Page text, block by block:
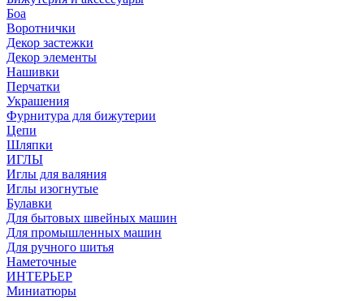
Боа
Воротнички
Декор застежки
Декор элементы
Нашивки
Перчатки
Украшения
Фурнитура для бижутерии
Цепи
Шляпки
ИГЛЫ
Иглы для валяния
Иглы изогнутые
Булавки
Для бытовых швейных машин
Для промышленных машин
Для ручного шитья
Наметочные
ИНТЕРЬЕР
Миниатюры